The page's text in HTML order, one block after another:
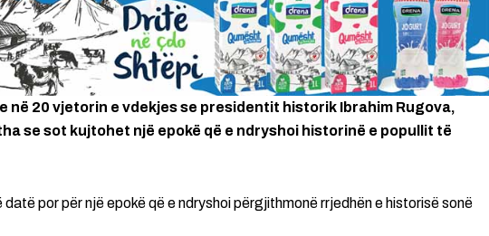
në 20 vjetorin e vdekjes se presidentit historik Ibrahim Rugova,
se sot kujtohet një epokë që e ndryshoi historinë e popullit të
por për një epokë që e ndryshoi përgjithmonë rrjedhën e historisë sonë